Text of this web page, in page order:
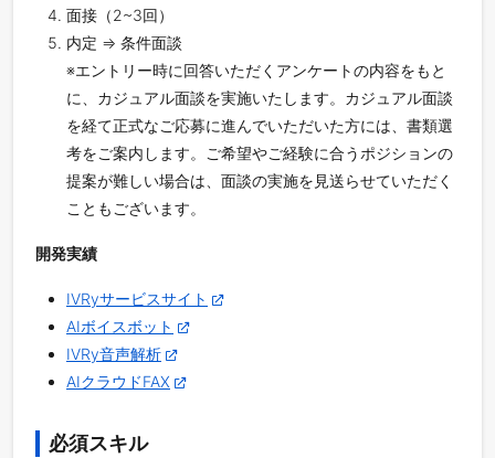
面接（2~3回）
内定 ⇒ 条件面談
※エントリー時に回答いただくアンケートの内容をもと
に、カジュアル面談を実施いたします。カジュアル面談
を経て正式なご応募に進んでいただいた方には、書類選
考をご案内します。ご希望やご経験に合うポジションの
提案が難しい場合は、面談の実施を見送らせていただく
こともございます。
開発実績
IVRyサービスサイト
AIボイスボット
IVRy音声解析
AIクラウドFAX
必須スキル